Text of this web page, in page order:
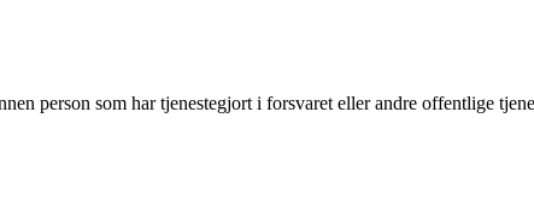
person som har tjenestegjort i forsvaret eller andre offentlige